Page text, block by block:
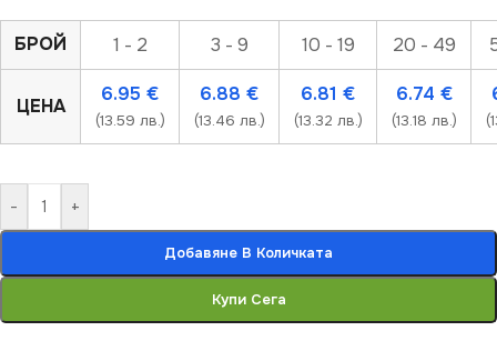
БРОЙ 1 - 2 3 - 9 10 - 19 20 - 49
ЦЕНА
6.95 €
(13.59 лв.)
6.88 €
(13.46 лв.)
6.81 €
(13.32 лв.)
6.74 €
(13.18 лв.)
- +
Добавяне В Количката
Купи Сега